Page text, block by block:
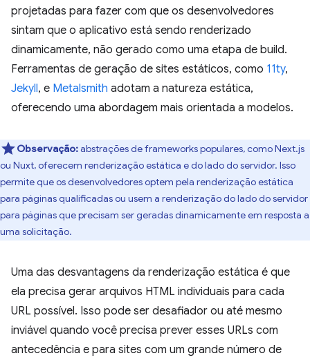
projetadas para fazer com que os desenvolvedores
sintam que o aplicativo está sendo renderizado
dinamicamente, não gerado como uma etapa de build.
Ferramentas de geração de sites estáticos, como 11ty,
Jekyll, e Metalsmith adotam a natureza estática,
oferecendo uma abordagem mais orientada a modelos.
Observação:abstrações de frameworks populares, como Next.js
ou Nuxt, oferecem renderização estática e do lado do servidor. Isso
permite que os desenvolvedores optem pela renderização estática
para páginas qualificadas ou usem a renderização do lado do servidor
para páginas que precisam ser geradas dinamicamente em resposta a
uma solicitação.
Uma das desvantagens da renderização estática é que
ela precisa gerar arquivos HTML individuais para cada
URL possível. Isso pode ser desafiador ou até mesmo
inviável quando você precisa prever esses URLs com
antecedência e para sites com um grande número de